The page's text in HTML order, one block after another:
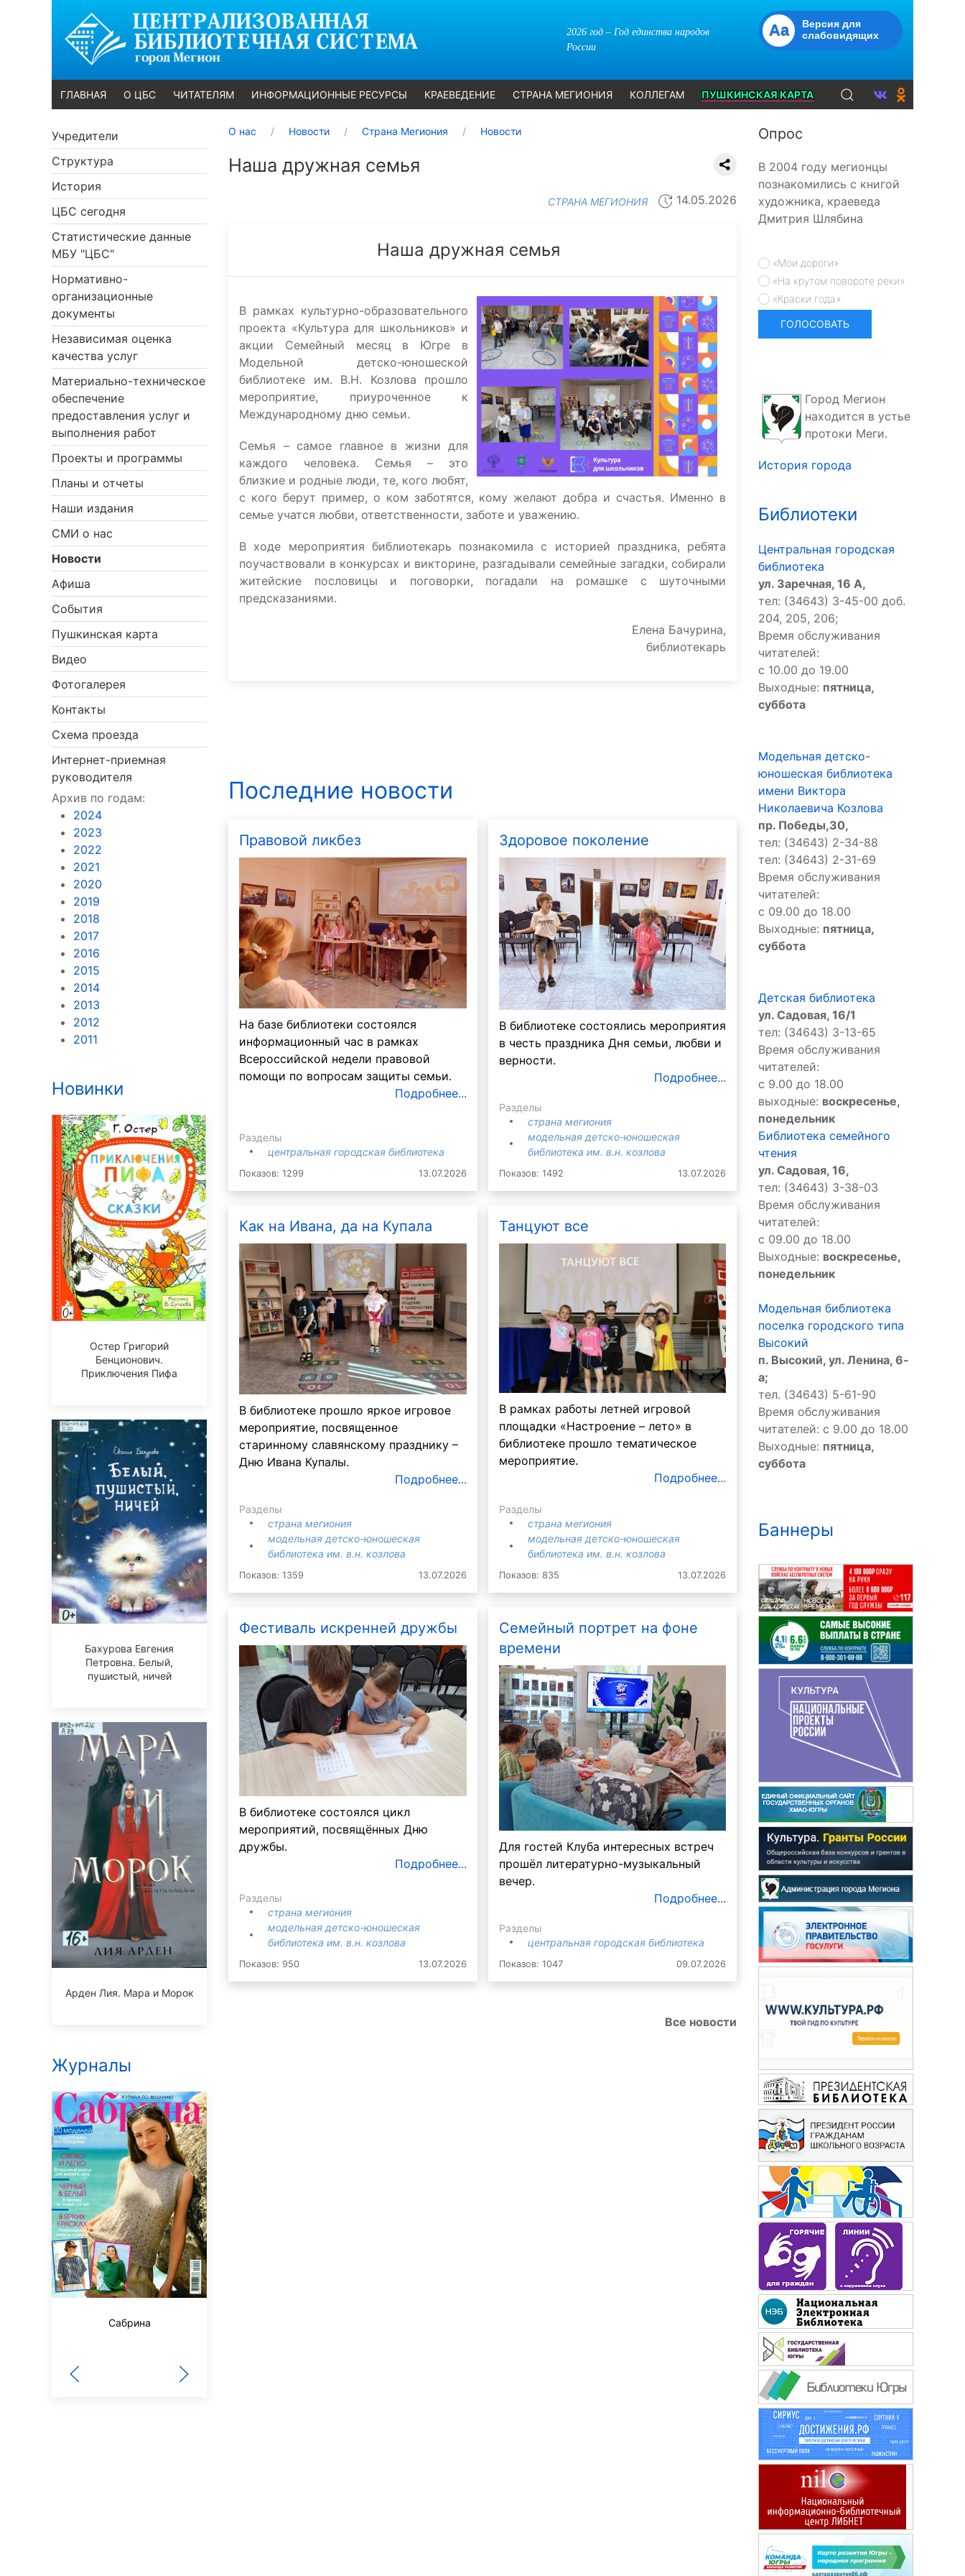
2026 год – Год единства народов
России
Aa
Версия для
слабовидящих
ГЛАВНАЯ О ЦБС ЧИТАТЕЛЯМ ИНФОРМАЦИОННЫЕ РЕСУРСЫ КРАЕВЕДЕНИЕ СТРАНА МЕГИОНИЯ КОЛЛЕГАМ ПУШКИНСКАЯ КАРТА
Учредители
Структура
История
ЦБС сегодня
Статистические данные
МБУ "ЦБС"
Нормативно-
организационные
документы
Независимая оценка
качества услуг
Материально-техническое
обеспечение
предоставления услуг и
выполнения работ
Проекты и программы
Планы и отчеты
Наши издания
СМИ о нас
Новости
Афиша
События
Пушкинская карта
Видео
Фотогалерея
Контакты
Схема проезда
Интернет-приемная
руководителя
Архив по годам:
2024
2023
2022
2021
2020
2019
2018
2017
2016
2015
2014
2013
2012
2011
Новинки
Остер Григорий
Бенционович.
Приключения Пифа
Бахурова Евгения
Петровна. Белый,
пушистый, ничей
Арден Лия. Мара и Морок
Журналы
Сабрина
Сибирячок
О нас Новости Страна Мегиония Новости
Наша дружная семья
СТРАНА МЕГИОНИЯ 14.05.2026
Наша дружная семья
В рамках культурно-образовательного
проекта «Культура для школьников» и
акции Семейный месяц в Югре в
Модельной детско-юношеской
библиотеке им. В.Н. Козлова прошло
мероприятие, приуроченное к
Международному дню семьи.
Семья – самое главное в жизни для
каждого человека. Семья – это
близкие и родные люди, те, кого любят,
с кого берут пример, о ком заботятся, кому желают добра и счастья. Именно в
семье учатся любви, ответственности, заботе и уважению.
В ходе мероприятия библиотекарь познакомила с историей праздника, ребята
поучаствовали в конкурсах и викторине, разгадывали семейные загадки, собирали
житейские пословицы и поговорки, погадали на ромашке с шуточными
предсказаниями.
Елена Бачурина,
библиотекарь
Последние новости
Правовой ликбез
На базе библиотеки состоялся
информационный час в рамках
Всероссийской недели правовой
помощи по вопросам защиты семьи.
Подробнее...
Разделы
центральная городская библиотека
Показов: 1299 13.07.2026
Здоровое поколение
В библиотеке состоялись мероприятия
в честь праздника Дня семьи, любви и
верности.
Подробнее...
Разделы
страна мегиония
модельная детско-юношеская
библиотека им. в.н. козлова
Показов: 1492 13.07.2026
Как на Ивана, да на Купала
В библиотеке прошло яркое игровое
мероприятие, посвященное
старинному славянскому празднику –
Дню Ивана Купалы.
Подробнее...
Разделы
страна мегиония
модельная детско-юношеская
библиотека им. в.н. козлова
Показов: 1359 13.07.2026
Танцуют все
В рамках работы летней игровой
площадки «Настроение – лето» в
библиотеке прошло тематическое
мероприятие.
Подробнее...
Разделы
страна мегиония
модельная детско-юношеская
библиотека им. в.н. козлова
Показов: 835 13.07.2026
Фестиваль искренней дружбы
В библиотеке состоялся цикл
мероприятий, посвящённых Дню
дружбы.
Подробнее...
Разделы
страна мегиония
модельная детско-юношеская
библиотека им. в.н. козлова
Показов: 950 13.07.2026
Семейный портрет на фоне
времени
Для гостей Клуба интересных встреч
прошёл литературно-музыкальный
вечер.
Подробнее...
Разделы
центральная городская библиотека
Показов: 1047 09.07.2026
Все новости
Опрос
В 2004 году мегионцы
познакомились с книгой
художника, краеведа
Дмитрия Шлябина
«Мои дороги»
«На крутом повороте реки»
«Краски года»
Город Мегион
находится в устье
протоки Меги.
История города
Библиотеки
Центральная городская
библиотека
ул. Заречная, 16 А,
тел: (34643) 3-45-00 доб.
204, 205, 206;
Время обслуживания
читателей:
с 10.00 до 19.00
Выходные: пятница,
суббота
Модельная детско-
юношеская библиотека
имени Виктора
Николаевича Козлова
пр. Победы,30,
тел: (34643) 2-34-88
тел: (34643) 2-31-69
Время обслуживания
читателей:
с 09.00 до 18.00
Выходные: пятница,
суббота
Детская библиотека
ул. Садовая, 16/1
тел: (34643) 3-13-65
Время обслуживания
читателей:
с 9.00 до 18.00
выходные: воскресенье,
понедельник
Библиотека семейного
чтения
ул. Садовая, 16,
тел: (34643) 3-38-03
Время обслуживания
читателей:
с 09.00 до 18.00
Выходные: воскресенье,
понедельник
Модельная библиотека
поселка городского типа
Высокий
п. Высокий, ул. Ленина, 6-
а;
тел. (34643) 5-61-90
Время обслуживания
читателей: с 9.00 до 18.00
Выходные: пятница,
суббота
Баннеры